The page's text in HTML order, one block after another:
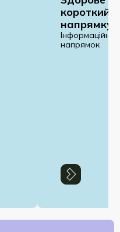
короткий
напрямку
Інформаційна
напрямок